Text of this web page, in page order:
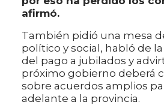
afirmó.
También pidió una mesa
político y social, habló de
del pago a jubilados y
próximo gobierno deberá
sobre acuerdos amplios
adelante a la provincia.